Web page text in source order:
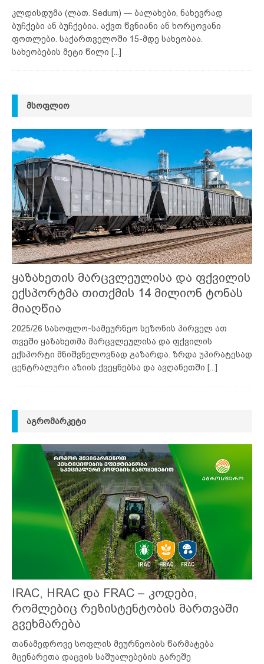
კლდისდუმა (ლათ. Sedum) — ბალახები, ნახევრად
ბუჩქები ან ბუჩქებია. აქვთ წვნიანი ან ხორცოვანი
ფოთლები. საქართველოში 15-მდე სახეობაა.
სახეობების მეტი წილი [...]
ᲛᲡᲝᲤᲚᲘᲝ
ყაზახეთის მარცვლეულისა და ფქვილის
ექსპორტმა თითქმის 14 მილიონ ტონას
მიაღწია
2025/26 სასოფლო-სამეურნეო სეზონის პირველ ათ
თვეში ყაზახეთმა მარცვლეულისა და ფქვილის
ექსპორტი მნიშვნელოვნად გაზარდა. ზრდა უპირატესად
ცენტრალური აზიის ქვეყნებსა და ავღანეთში [...]
ᲐᲒᲠᲝᲛᲐᲠᲙᲔᲢᲘ
IRAC, HRAC და FRAC – კოდები,
რომლებიც რეზისტენტობის მართვაში
გვეხმარება
თანამედროვე სოფლის მეურნეობის წარმატება
მცენარეთა დაცვის საშუალებების გარეშე